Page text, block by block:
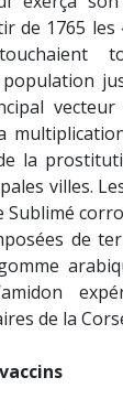
de 1765 les
la
villes.
de
de la